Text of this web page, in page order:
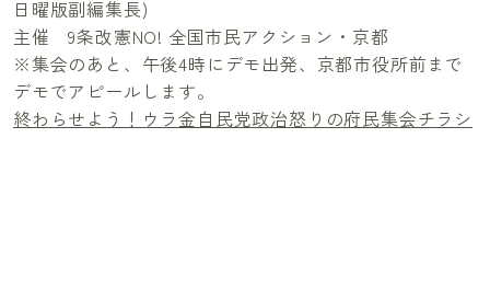
日曜版副編集長)
主催 9条改憲NO! 全国市民アクション・京都
※集会のあと、午後4時にデモ出発、京都市役所前まで
デモでアピールします。
終わらせよう！ウラ金自民党政治怒りの府民集会チラシ